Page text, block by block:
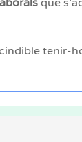
que
tenir-